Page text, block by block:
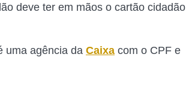
deve ter em mãos o cartão cidadão
uma agência da Caixa com o CPF e